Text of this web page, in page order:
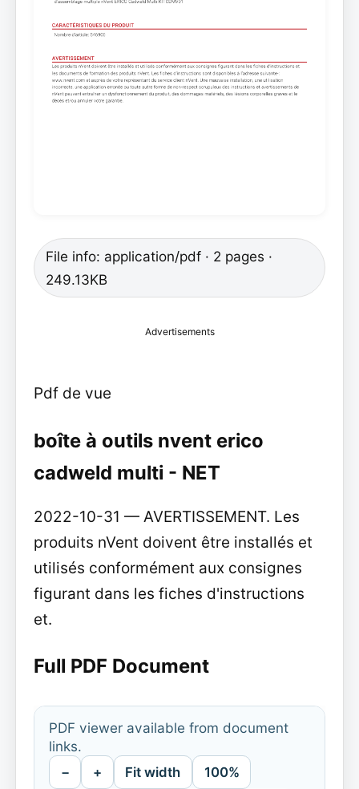
File info: application/pdf · 2 pages ·
249.13KB
Advertisements
Pdf de vue
boîte à outils nvent erico
cadweld multi - NET
2022-10-31 — AVERTISSEMENT. Les
produits nVent doivent être installés et
utilisés conformément aux consignes
figurant dans les fiches d'instructions
et.
Full PDF Document
PDF viewer available from document
links.
− + Fit width 100%